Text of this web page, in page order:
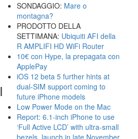
SONDAGGIO: Mare o
montagna?
PRODOTTO DELLA
SETTIMANA: Ubiquiti AFI della
R AMPLIFI HD WiFi Router
10€ con Hype, la prepagata con
ApplePay
iOS 12 beta 5 further hints at
dual-SIM support coming to
future iPhone models
Low Power Mode on the Mac
Report: 6.1-inch iPhone to use
‘Full Active LCD’ with ultra-small
bezels, launch in late November